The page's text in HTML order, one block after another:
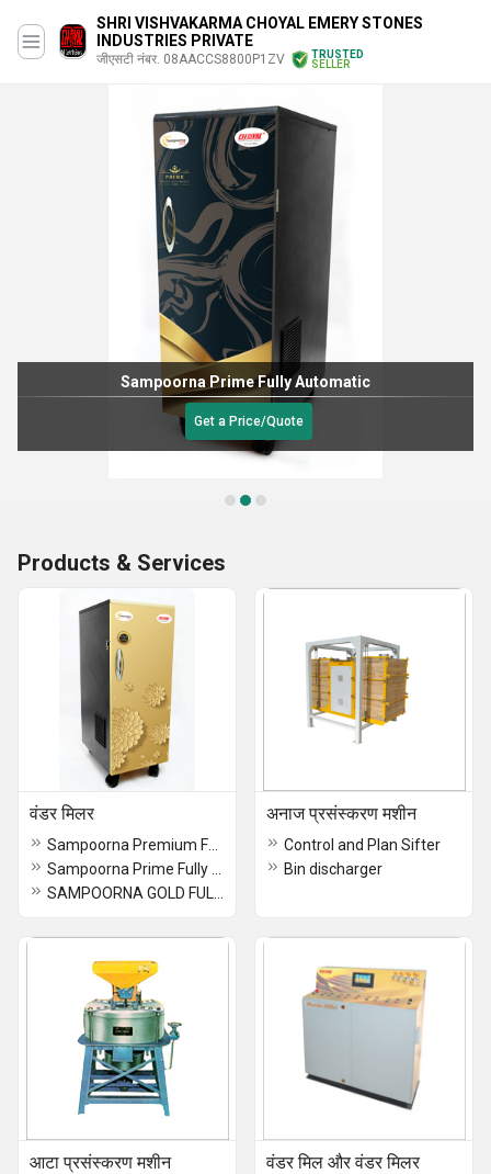
SHRI VISHVAKARMA CHOYAL EMERY STONES
INDUSTRIES PRIVATE
जीएसटी नंबर. 08AACCS8800P1ZV
TRUSTED
SELLER
Sampoorna Prime Fully Automatic
Get a Price/Quote
Products & Services
वंडर मिलर अनाज प्रसंस्करण मशीन
Control and Plan Sifter
Bin discharger
आटा प्रसंस्करण मशीन वंडर मिल और वंडर मिलर